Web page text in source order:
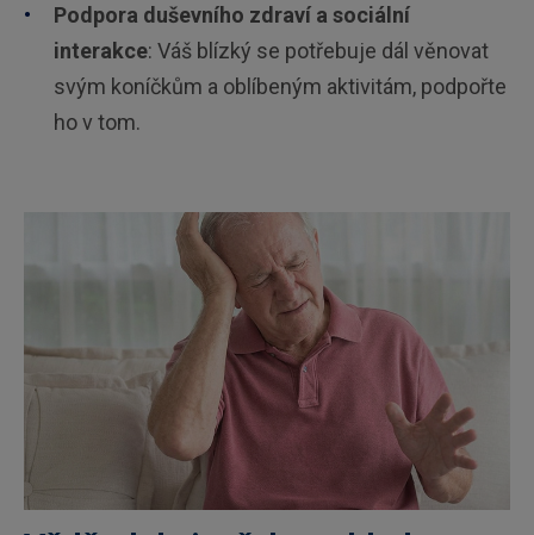
Podpora duševního zdraví a sociální
interakce: Váš blízký se potřebuje dál věnovat
svým koníčkům a oblíbeným aktivitám, podpořte
ho v tom.